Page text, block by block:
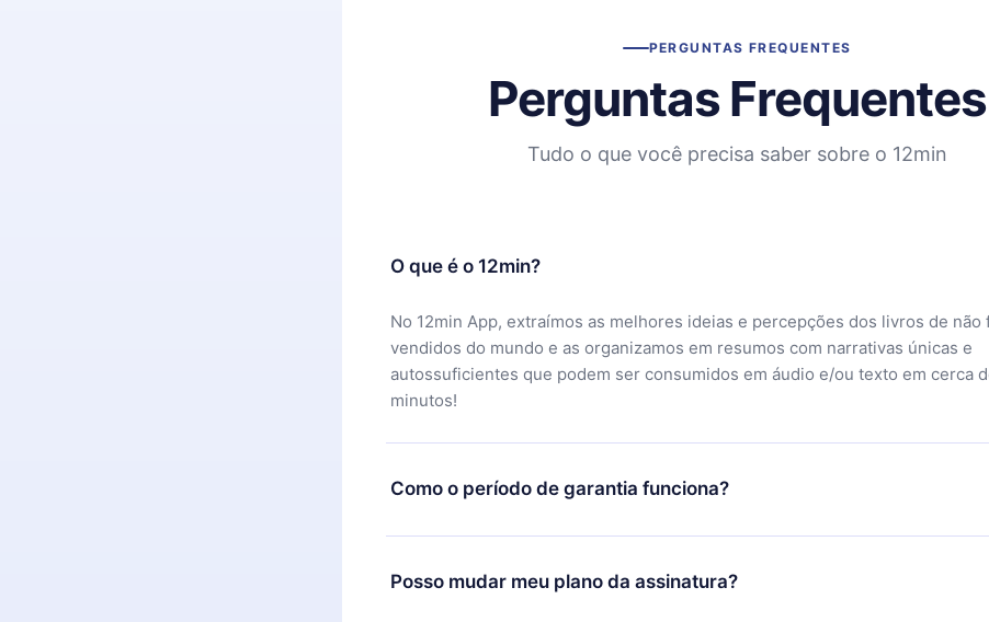
PERGUNTAS FREQUENTES
Perguntas Frequentes
Tudo o que você precisa saber sobre o 12min
O que é o 12min?
No 12min App, extraímos as melhores ideias e percepções dos livros de não
vendidos do mundo e as organizamos em resumos com narrativas únicas e
autossuficientes que podem ser consumidos em áudio e/ou texto em cerca
minutos!
Como o período de garantia funciona?
Você pode baixar nosso aplicativo e começar a aproveitar nossa biblioteca.
motivo não ficar satisfeito com nossa plataforma, basta entrar em contato com
equipe de suporte (
contato@12min.com
) em até 7 dias após a compra e
Posso mudar meu plano da assinatura?